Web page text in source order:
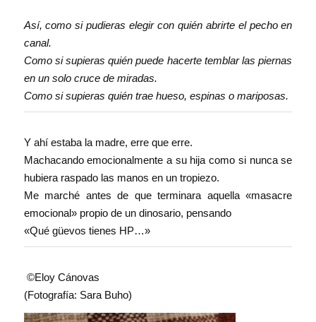
Así, como si pudieras elegir con quién abrirte el pecho en
canal.
Como si supieras quién puede hacerte temblar las piernas
en un solo cruce de miradas.
Como si supieras quién trae hueso, espinas o mariposas.
Y ahí estaba la madre, erre que erre.
Machacando emocionalmente a su hija como si nunca se
hubiera raspado las manos en un tropiezo.
Me marché antes de que terminara aquella «masacre
emocional» propio de un dinosario, pensando
«Qué güevos tienes HP…»
©Eloy Cánovas
(Fotografía: Sara Buho)